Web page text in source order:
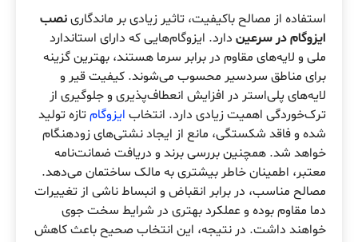
استفاده از مصالح باکیفیت، تاثیر زیادی بر ماندگارینصب
ایزوگام در سرعین دارد. ایزوگام‌هایی که دارای استاندارد
ملی و لایه‌های مقاوم در برابر سرما هستند، بهترین گزینه
برای مناطق سردسیر محسوب می‌شوند. کیفیت قیر و
لایه‌های پلی‌استر در افزایش انعطاف‌پذیری و جلوگیری از
ترک‌خوردگی اهمیت زیادی دارد. انتخاب ایزوگامتازه تولید
شده و فاقد شکستگی، مانع از ایجاد نشتی‌های زودهنگام
خواهد شد. همچنین بررسی برند و دریافت ضمانت‌نامه
معتبر، اطمینان خاطر بیشتری به مالک ساختمان می‌دهد.
مصالح مناسب، در برابر انقباض و انبساط ناشی از تغییرات
دما مقاوم بوده و عملکرد بهتری در شرایط سخت جوی
خواهند داشت. در نتیجه، این انتخاب صحیح باعث کاهش